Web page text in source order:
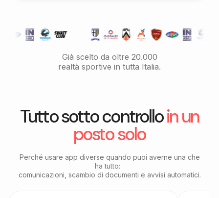
Già scelto da oltre 20.000
realtà sportive in tutta Italia.
Tutto sotto controlloin un
posto solo
Perché usare app diverse quando puoi averne una che
ha tutto:
comunicazioni, scambio di documenti e avvisi automatici.